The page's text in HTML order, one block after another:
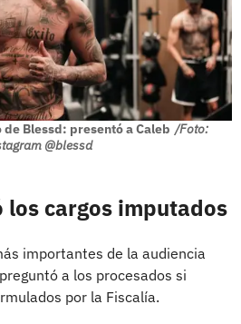
Blessd: presentó a Caleb /Foto:
@blessd
los cargos imputados
importantes de la audiencia
a los procesados si
por la Fiscalía.